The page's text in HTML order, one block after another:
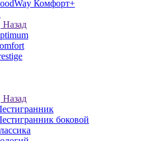
Комфорт+
Назад
Назад
боковой